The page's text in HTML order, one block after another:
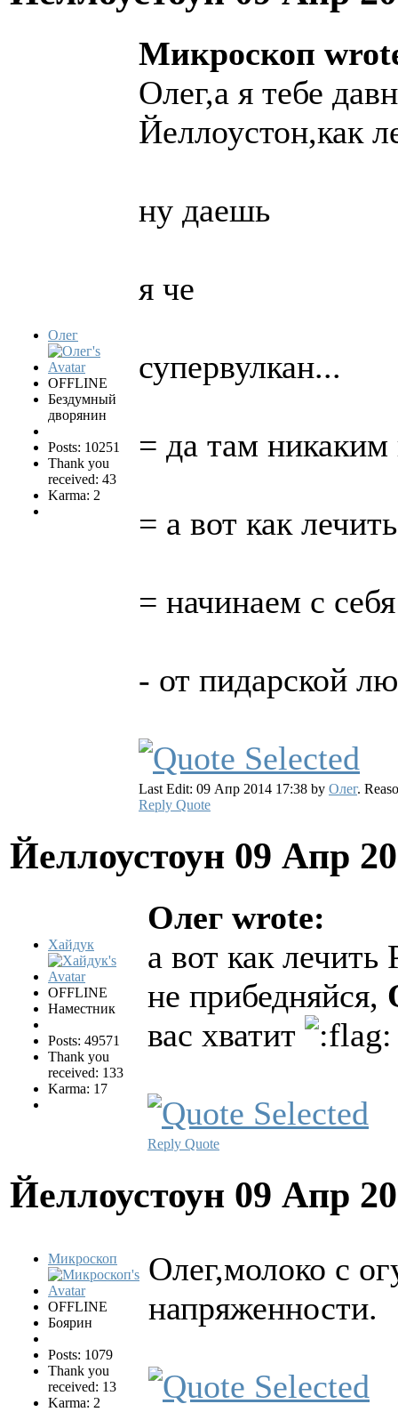
Олег
OFFLINE
Бездумный
дворянин
Posts: 10251
Thank you
received: 43
Karma: 2
Микроскоп
Олег,а я тебе
Йеллоустон,как
ну даешь
я че
супервулкан...
= да там никаким
= а вот как
= начинаем с
- от пидарской
Last Edit: 09 Апр 2014 17:38 by Олег.
Reply Quote
Йеллоустоун 09 Апр
Хайдук
OFFLINE
Наместник
Posts: 49571
Thank you
received: 133
Karma: 17
Олег wrote:
а вот как
не прибедняйся,
вас хватит
Reply Quote
Йеллоустоун 09 Апр
Микроскоп
OFFLINE
Боярин
Posts: 1079
Thank you
received: 13
Karma: 2
Олег,молоко с
напряженности.